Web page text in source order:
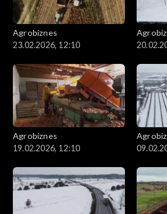
Agrobiznes
23.02.2026, 12:10
Agrobiznes
19.02.2026, 12:10